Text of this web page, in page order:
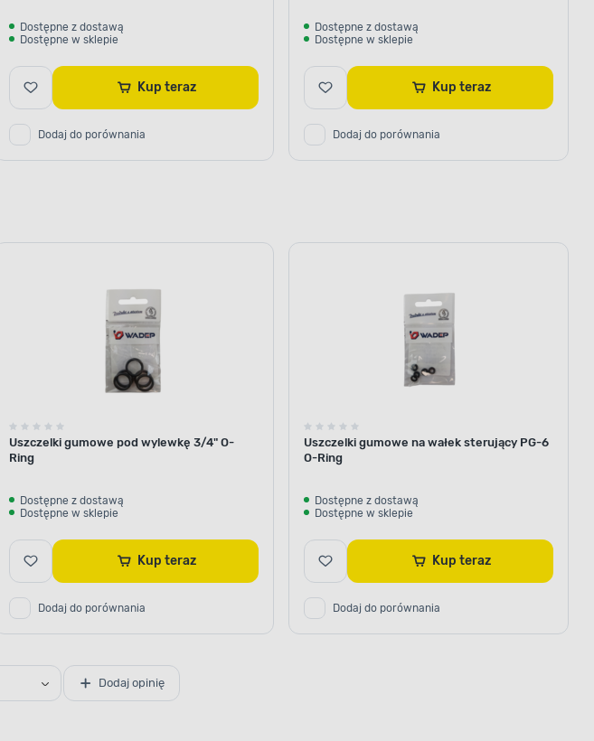
Dostępne z dostawą
Dostępne w sklepie
Kup teraz
Dodaj do porównania
Dostępne z dostawą
Dostępne w sklepie
Kup teraz
Dodaj do porównania
Uszczelki gumowe pod wylewkę 3/4" O-
Ring
Dostępne z dostawą
Dostępne w sklepie
Kup teraz
Dodaj do porównania
Uszczelki gumowe na wałek sterujący PG-6
O-Ring
Dostępne z dostawą
Dostępne w sklepie
Kup teraz
Dodaj do porównania
Dodaj opinię